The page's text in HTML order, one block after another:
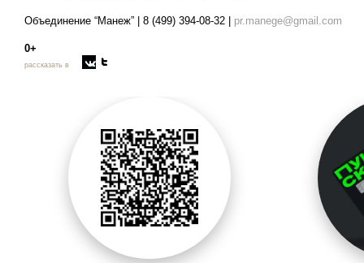
Объединение “Манеж” | 8 (499) 394-08-32 | pr.manege@gmail.com
0+
рассказать в